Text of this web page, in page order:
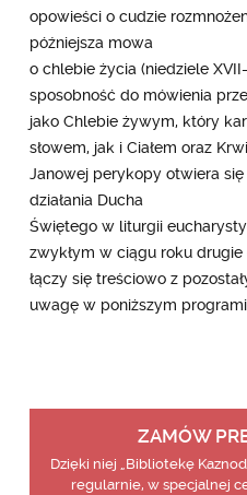
opowieści o cudzie
późniejsza mowa
o chlebie życia (niedziele
sposobność do mówienia
jako Chlebie żywym, który
słowem, jak i Ciałem oraz
Janowej perykopy otwiera
działania Ducha
Świętego w liturgii
zwykłym w ciągu roku
łączy się treściowo z
uwagę w poniższym
ZAMÓW
Dzięki niej „Bibliotekę
regularnie, w specjalnej